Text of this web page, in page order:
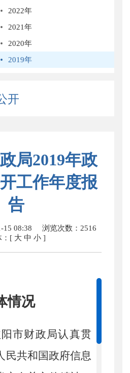
2022年
2021年
2020年
2019年
开
局2019年政
工作年度报
告
15 08:38 浏览次数： 2516
：[ 大 中 小 ]
情况
市财政局认真贯
民共和国政府信息